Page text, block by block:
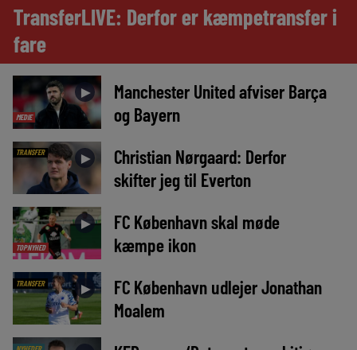
TransferLIVE: Derfor er kæmpetransfer i
fare
MEDIE
►
Manchester United afviser Barça
og Bayern
TRANSFER ►
Christian Nørgaard: Derfor
skifter jeg til Everton
TOPNYHED
►
FC København skal møde
kæmpe ikon
TRANSFER ►
FC København udlejer Jonathan
Moalem